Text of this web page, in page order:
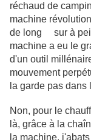
réchaud de
machine
de long sur à
machine a eu le
d'un outil
mouvement
la garde pas dans
Non, pour le
là, grâce à la
la machine,